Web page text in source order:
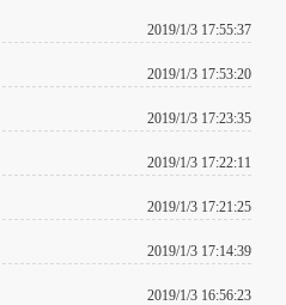
2019/1/3 17:55:37
2019/1/3 17:53:20
2019/1/3 17:23:35
2019/1/3 17:22:11
2019/1/3 17:21:25
2019/1/3 17:14:39
2019/1/3 16:56:23